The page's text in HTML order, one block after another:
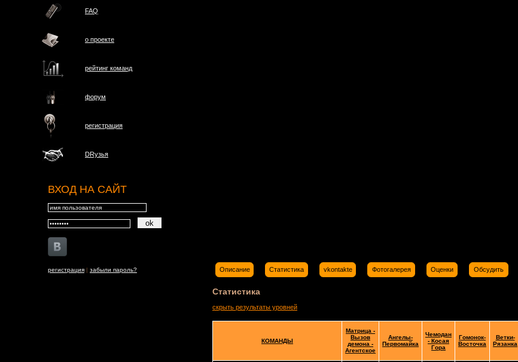
FAQ
о проектe
рейтинг команд
форум
регистрация
DRузья
ВХОД НА САЙТ
регистрация | забыли пароль? Описание Статистика vkontakte Фотогалерея Оценки Обсудить
Статистика
скрыть результаты уровней
КОМАНДЫ
Матрица -
Вызов
демона -
Агентское
Ангелы-
Первомайка
Чемодан
- Косая
Гора
Гомонок-
Восточка
Ветки-
Рязанка